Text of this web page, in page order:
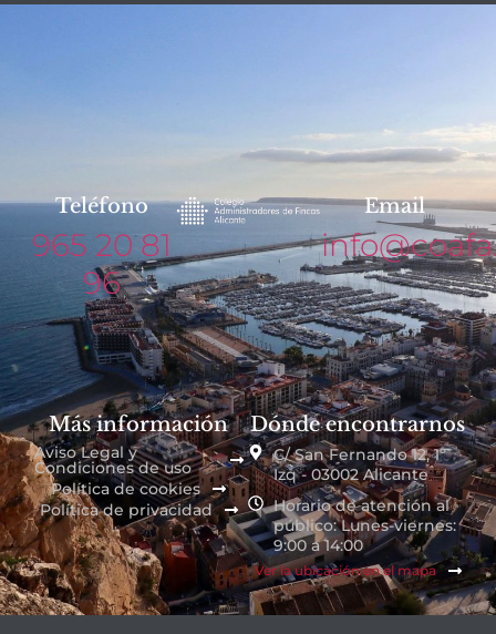
Teléfono
965 20 81
96
Email
Más información
Aviso Legal y
Condiciones de uso
Política de cookies
Política de privacidad
Dónde encontrarnos
C/ San Fernando 12, 1º
Izq - 03002 Alicante
Horario de atención al
público: Lunes-viernes:
9:00 a 14:00
Ver la ubicación en el mapa